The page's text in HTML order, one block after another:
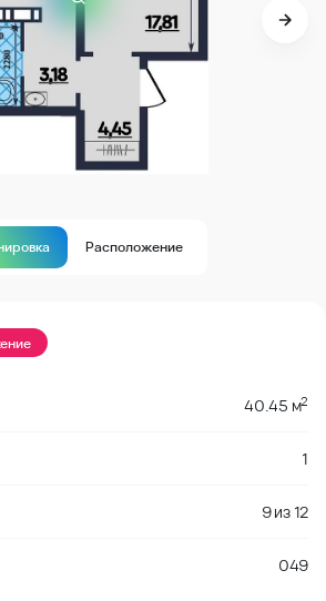
Расположение
40.45 м2
1
9из12
049